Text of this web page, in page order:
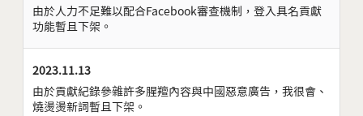
由於人力不足難以配合Facebook審查機制，登入具名貢獻
功能暫且下架。
2023.11.13
由於貢獻紀錄參雜許多腥羶內容與中國惡意廣告，我很會、
燒燙燙新詞暫且下架。